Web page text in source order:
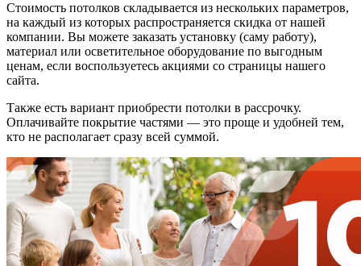
Стоимость потолков складывается из нескольких параметров,
на каждый из которых распространяется скидка от нашей
компании. Вы можете заказать установку (саму работу),
материал или осветительное оборудование по выгодным
ценам, если воспользуетесь акциями со страницы нашего
сайта.
Также есть вариант приобрести потолки в рассрочку.
Оплачивайте покрытие частями — это проще и удобней тем,
кто не располагает сразу всей суммой.